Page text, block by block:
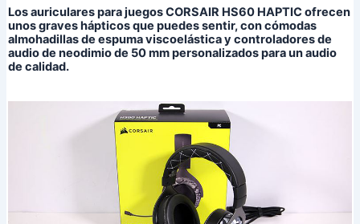
Los auriculares para juegos CORSAIR HS60 HAPTIC ofrecen
unos graves hápticos que puedes sentir, con cómodas
almohadillas de espuma viscoelástica y controladores de
audio de neodimio de 50 mm personalizados para un audio
de calidad.